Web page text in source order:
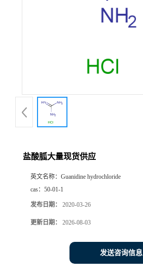
盐酸胍大量现货供应
英文名称： Guanidine hydrochloride
cas： 50-01-1
发布日期： 2020-03-26
更新日期： 2026-08-03
发送咨询信息